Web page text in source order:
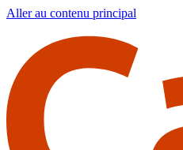
Aller au contenu principal